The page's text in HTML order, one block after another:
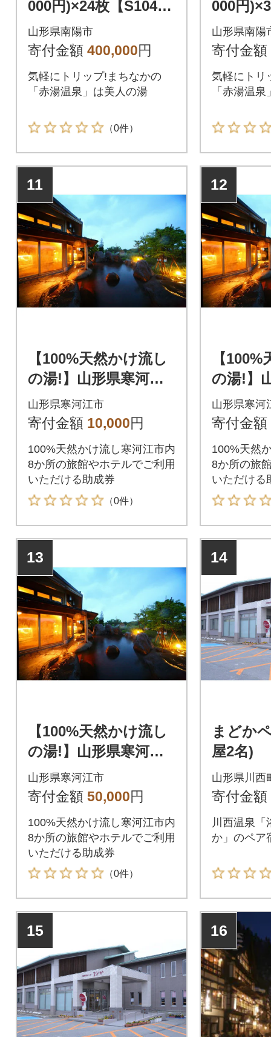
000円)×24枚【S104
1】
山形県南陽市
寄付金額 400,000円
気軽にトリップ!まちなかの
「赤湯温泉」は美人の湯
（0件）
000円
2】
山形県南陽
寄付金額
気軽にトリ
「赤湯温
11
【100%天然かけ流し
の湯!】山形県寒河江
温泉利用助成券 3000
円分 010-J05
山形県寒河江市
寄付金額 10,000円
100%天然かけ流し寒河江市内
8か所の旅館やホテルでご利用
いただける助成券
（0件）
12
【
の湯!】
温泉利
円分
山形県寒河
寄付金額
100%天然
8か所の旅
いただける
13
【100%天然かけ流し
の湯!】山形県寒河江
温泉利用助成券 15000
円分 050-J02
山形県寒河江市
寄付金額 50,000円
100%天然かけ流し寒河江市内
8か所の旅館やホテルでご利用
いただける助成券
（0件）
14
まどか
屋2名)
山形県川西
寄付金額
川西温泉「
か」のペア
15 16